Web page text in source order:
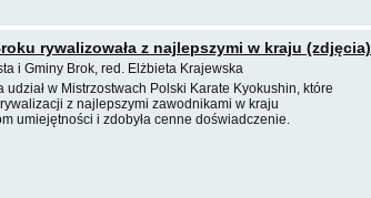
rywalizowała z najlepszymi w kraju (zdjęcia)
i Gminy Brok, red. Elżbieta Krajewska
udział w Mistrzostwach Polski Karate Kyokushin, które
z najlepszymi zawodnikami w kraju
umiejętności i zdobyła cenne doświadczenie.